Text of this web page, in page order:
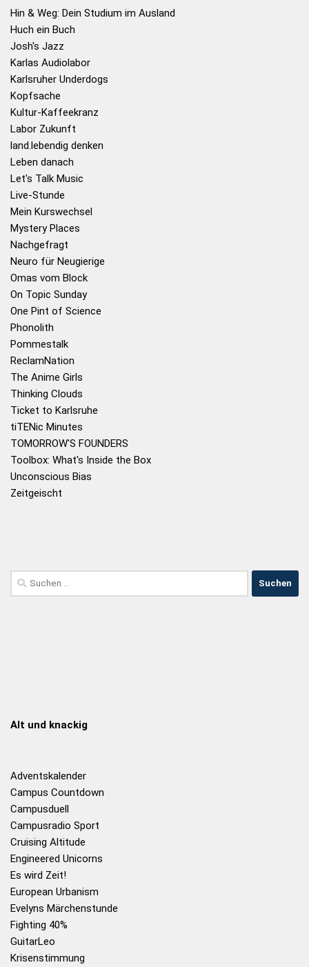
Hin & Weg: Dein Studium im Ausland
Huch ein Buch
Josh's Jazz
Karlas Audiolabor
Karlsruher Underdogs
Kopfsache
Kultur-Kaffeekranz
Labor Zukunft
land.lebendig denken
Leben danach
Let's Talk Music
Live-Stunde
Mein Kurswechsel
Mystery Places
Nachgefragt
Neuro für Neugierige
Omas vom Block
On Topic Sunday
One Pint of Science
Phonolith
Pommestalk
ReclamNation
The Anime Girls
Thinking Clouds
Ticket to Karlsruhe
tiTENic Minutes
TOMORROW'S FOUNDERS
Toolbox: What's Inside the Box
Unconscious Bias
Zeitgeischt
Alt und knackig
Adventskalender
Campus Countdown
Campusduell
Campusradio Sport
Cruising Altitude
Engineered Unicorns
Es wird Zeit!
European Urbanism
Evelyns Märchenstunde
Fighting 40%
GuitarLeo
Krisenstimmung